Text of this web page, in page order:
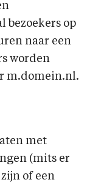
bezoekers op
naar een
worden
m.domein.nl.
met
(mits er
zijn of een